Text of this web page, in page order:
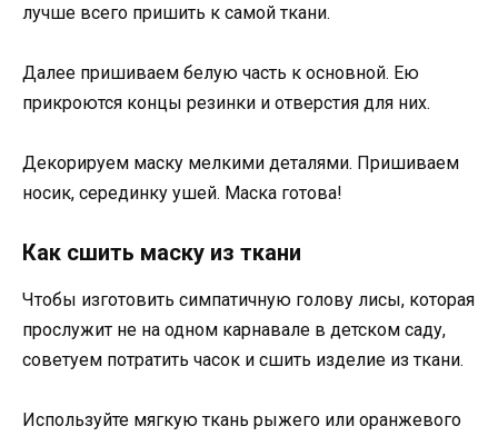
лучше всего пришить к самой ткани.
Далее пришиваем белую часть к основной. Ею
прикроются концы резинки и отверстия для них.
Декорируем маску мелкими деталями. Пришиваем
носик, серединку ушей. Маска готова!
Как сшить маску из ткани
Чтобы изготовить симпатичную голову лисы, которая
прослужит не на одном карнавале в детском саду,
советуем потратить часок и сшить изделие из ткани.
Используйте мягкую ткань рыжего или оранжевого